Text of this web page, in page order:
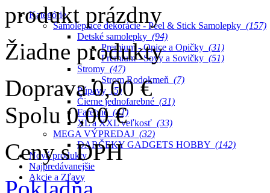
Kategórie
Samolepiace dekorácie - Peel & Stick Samolepky (157)
Detské samolepky (94)
Premium - Opice a Opičky (31)
Premium - Sovy a Sovičky (51)
Stromy (47)
Strom Rodokmeň (7)
Púpavy (5)
Čierne jednofarebné (31)
Farebné (41)
XL a XXL veľkosť (33)
MEGA VÝPREDAJ (32)
DARČEKY GADGETS HOBBY (142)
Nové produkty
Najpredávanejšie
Akcie a Zľavy
produkt prázdny
Žiadne produkty
Doprava 0,00 €
Spolu 0,00 €
Ceny s DPH